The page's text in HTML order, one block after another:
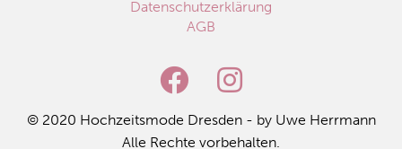
Datenschutzerklärung
AGB
© 2020 Hoch­zeits­mo­de Dres­den - by Uwe Herr­mann
Alle Rech­te vor­be­hal­ten.